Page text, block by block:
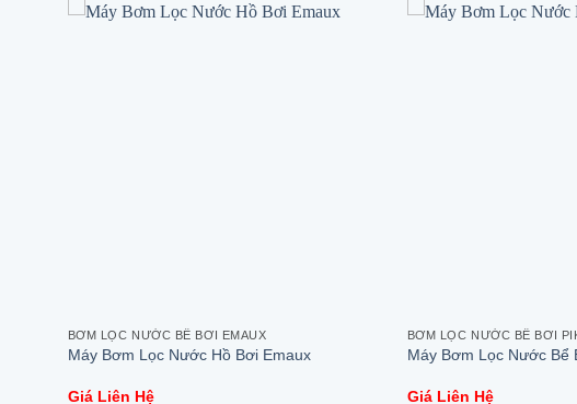
BƠM LỌC NƯỚC BỂ BƠI EMAUX
Máy Bơm Lọc Nước Hồ Bơi Emaux
Giá Liên Hệ
BƠM LỌC NƯỚC BỂ BƠI
Máy Bơm Lọc Nước Bể
Giá Liên Hệ